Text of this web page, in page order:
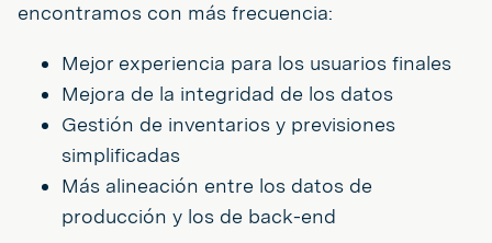
encontramos con más frecuencia:
Mejor experiencia para los usuarios finales
Mejora de la integridad de los datos
Gestión de inventarios y previsiones
simplificadas
Más alineación entre los datos de
producción y los de back-end